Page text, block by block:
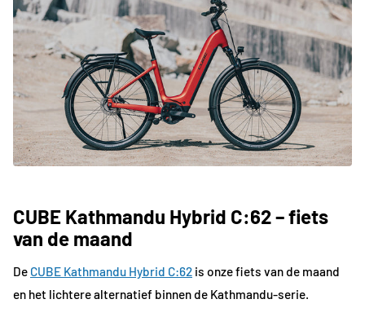
CUBE Kathmandu Hybrid C:62 – fiets
van de maand
De CUBE Kathmandu Hybrid C:62 is onze fiets van de maand
en het lichtere alternatief binnen de Kathmandu-serie.